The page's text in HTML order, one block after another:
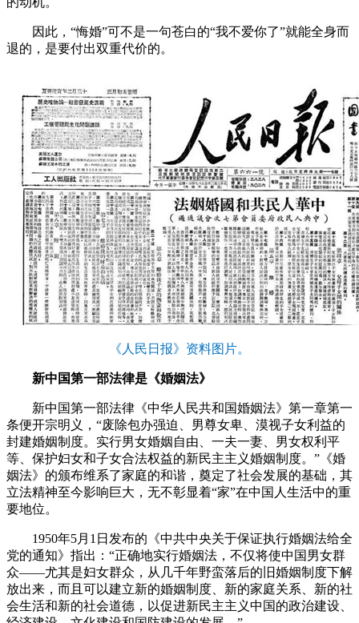
因此，“悔婚”可不是一句苍白的“我不爱你了”就能全身而
退的，是要付出双重代价的。
《人民日报》资料图片。
新中国第一部法律是《婚姻法》
新中国第一部法律《中华人民共和国婚姻法》第一章第一
条便开宗明义，“废除包办强迫、男尊女卑、漠视子女利益的
封建婚姻制度。实行男女婚姻自由、一夫一妻、男女权利平
等、保护妇女和子女合法权益的新民主主义婚姻制度。”《婚
姻法》的颁布维系了家庭的和谐，奠定了社会发展的基础，其
立法精神至今影响巨大，无不彰显着“家”在中国人生活中的重
要地位。
1950年5月1日发布的《中共中央关于保证执行婚姻法给全
党的通知》指出：“正确地实行婚姻法，不仅将使中国男女群
众——尤其是妇女群众，从几千年野蛮落后的旧婚姻制度下解
放出来，而且可以建立新的婚姻制度、新的家庭关系、新的社
会生活和新的社会道德，以促进新民主主义中国的政治建设、